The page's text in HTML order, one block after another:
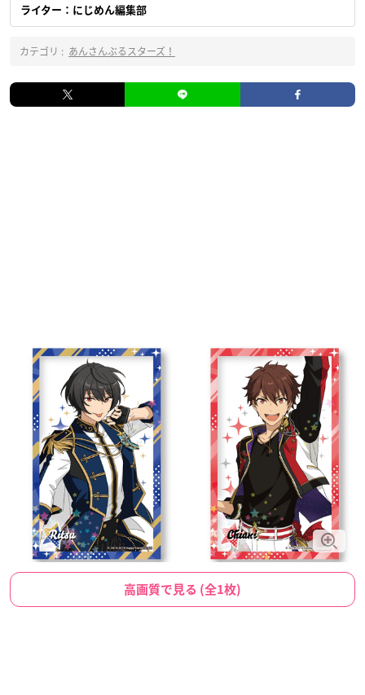
ライター：にじめん編集部
カテゴリ : あんさんぶるスターズ！
高画質で見る (全1枚)